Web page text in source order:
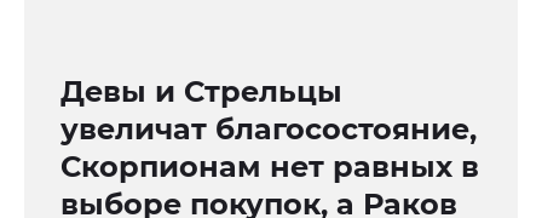
Девы и Стрельцы
увеличат благосостояние,
Скорпионам нет равных в
выборе покупок, а Раков